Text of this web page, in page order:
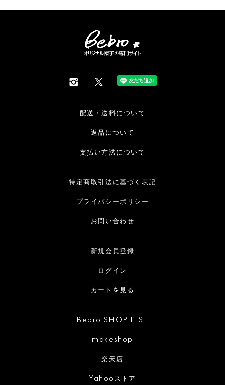
配送・送料について
返品について
支払い方法について
特定商取引法に基づく表記
プライバシーポリシー
お問い合わせ
新規会員登録
ログイン
カートを見る
Bebro SHOP LIST
makeshop
楽天店
Yahooストア